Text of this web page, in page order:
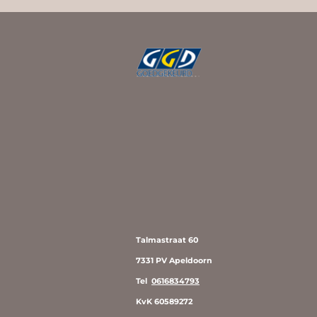
Talmastraat 60
7331 PV Apeldoorn
Tel 0616834793
KvK 60589272